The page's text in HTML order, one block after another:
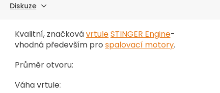
Diskuze
Kvalitní, značkovávrtuleSTINGER Engine-
vhodná především pro spalovací motory.
Průměr otvoru:
Váha vrtule: